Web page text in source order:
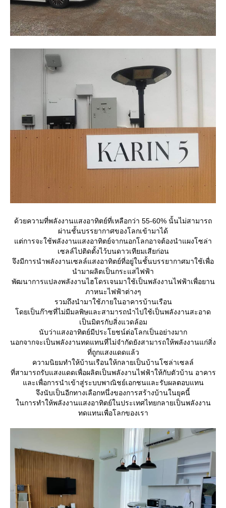
ด้วยความที่พลังงานแสงอาทิตย์ที่เหลือกว่า 55-60% นั้นไม่สามารถ
ผ่านชั้นบรรยากาศของโลกเข้ามาได้
ต่การจะใช้พลังงานแสงอาทิตย์จากนอกโลกอาจต้องนำแผงโซล่า
เซลล์ไปติดตั้งไว้บนดาวเทียมเสียก่อน
จึงมีการนำพลังงานเซลล์แสงอาทิตย์ที่อยู่ในชั้นบรรยากาศมาใช้เพื่อ
นำมาผลิตเป็นกระแสไฟฟ้า
พัฒนาการแปลงพลังงานไฮโดรเจนมาใช้เป็นพลังงานไฟฟ้าเพื่อยาน
ภาหนะไฟฟ้าต่างๆ
รวมถึงนำมาใช้ภายในอาคารบ้านเรือน
ดยเป็นก๊าซที่ไม่มีมลพิษและสามารถนำไปใช้เป็นพลังงานสะอาด
เป็นมิตรกับสิ่งแวดล้อม
นับว่าแสงอาทิตย์มีประโยชน์ต่อโลกเป็นอย่างมาก
นอกจากจะเป็นพลังงานทดแทนที่ไม่จำกัดยังสามารถให้พลังงานแก่สิ่ง
ที่ถูกแสงแดดแล้ว
ความนิยมทำให้บ้านเรือนให้กลายเป็นบ้านโซล่าเซลล์
ที่สามารถรับแสงแดดเพื่อผลิตเป็นพลังงานไฟฟ้าให้กับตัวบ้าน อาคาร
ละเพื่อการนำเข้าสู่ระบบพาณิชย์เอกชนและรับผลตอบแทน
จึงนับเป็นอีกทางเลือกหนึ่งของการสร้างบ้านในยุคนี้
นการทำให้พลังงานแสงอาทิตย์ในประเทศไทยกลายเป็นพลังงาน
ทดแทนเพื่อโลกของเรา